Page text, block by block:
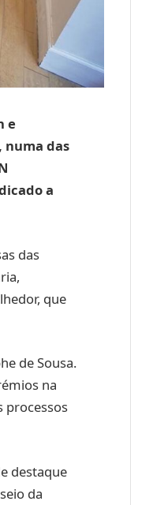
e
numa das
a
das
que
de Sousa.
na
processos
destaque
da